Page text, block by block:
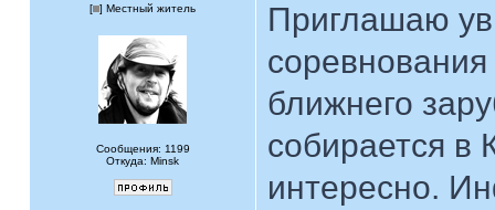
[ ] Местный житель
Сообщения: 1199
Откуда: Minsk
Приглашаю
ближнего
собирается в
интересно.